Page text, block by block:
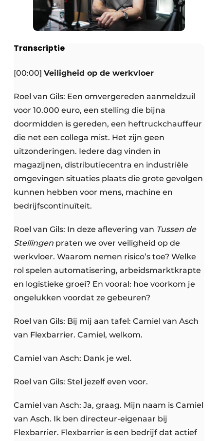
Transcriptie
[00:00] Veiligheid op de werkvloer
Roel van Gils: Een omvergereden aanmeldzuil
voor 10.000 euro, een stelling die bijna
doormidden is gereden, een heftruckchauffeur
die net een collega mist. Het zijn geen
uitzonderingen. Iedere dag vinden in
magazijnen, distributiecentra en industriële
omgevingen situaties plaats die grote gevolgen
kunnen hebben voor mens, machine en
bedrijfscontinuïteit.
Roel van Gils: In deze aflevering van Tussen de
Stellingen praten we over veiligheid op de
werkvloer. Waarom nemen risico’s toe? Welke
rol spelen automatisering, arbeidsmarktkrapte
en logistieke groei? En vooral: hoe voorkom je
ongelukken voordat ze gebeuren?
Roel van Gils: Bij mij aan tafel: Camiel van Asch
van Flexbarrier. Camiel, welkom.
Camiel van Asch: Dank je wel.
Roel van Gils: Stel jezelf even voor.
Camiel van Asch: Ja, graag. Mijn naam is Camiel
van Asch. Ik ben directeur-eigenaar bij
Flexbarrier. Flexbarrier is een bedrijf dat actief